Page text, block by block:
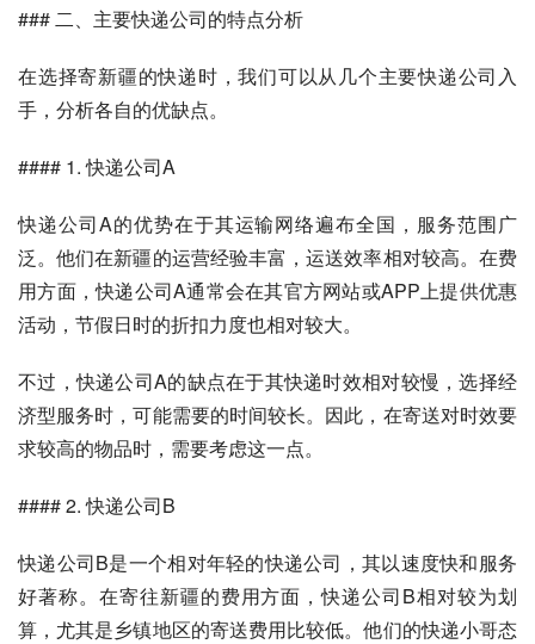
### 二、主要快递公司的特点分析
在选择寄新疆的快递时，我们可以从几个主要快递公司入
手，分析各自的优缺点。
#### 1. 快递公司A
快递公司A的优势在于其运输网络遍布全国，服务范围广
泛。他们在新疆的运营经验丰富，运送效率相对较高。在费
用方面，快递公司A通常会在其官方网站或APP上提供优惠
活动，节假日时的折扣力度也相对较大。
不过，快递公司A的缺点在于其快递时效相对较慢，选择经
济型服务时，可能需要的时间较长。因此，在寄送对时效要
求较高的物品时，需要考虑这一点。
#### 2. 快递公司B
快递公司B是一个相对年轻的快递公司，其以速度快和服务
好著称。在寄往新疆的费用方面，快递公司B相对较为划
算，尤其是乡镇地区的寄送费用比较低。他们的快递小哥态